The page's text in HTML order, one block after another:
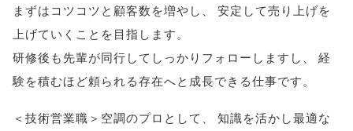
まずはコツコツと顧客数を増やし
安定して売り上げを
上げていくことを目指します。
研修後も先輩が同行してしっかりフォローしますし
経
験を積むほど頼られる存在へと成長できる仕事です。
＜技術営業職＞空調のプロとして
知識を活かし最適な